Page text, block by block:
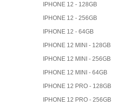
IPHONE 12 - 128GB
IPHONE 12 - 256GB
IPHONE 12 - 64GB
IPHONE 12 MINI - 128GB
IPHONE 12 MINI - 256GB
IPHONE 12 MINI - 64GB
IPHONE 12 PRO - 128GB
IPHONE 12 PRO - 256GB